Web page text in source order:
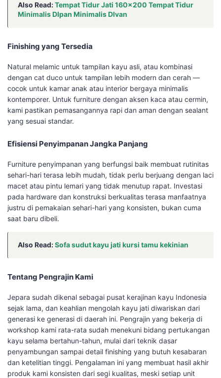
Also Read:Tempat Tidur Jati 160×200 Tempat Tidur
Minimalis DIpan Minimalis DIvan
Finishing yang Tersedia
Natural melamic untuk tampilan kayu asli, atau kombinasi
dengan cat duco untuk tampilan lebih modern dan cerah —
cocok untuk kamar anak atau interior bergaya minimalis
kontemporer. Untuk furniture dengan aksen kaca atau cermin,
kami pastikan pemasangannya rapi dan aman dengan sealant
yang sesuai standar.
Efisiensi Penyimpanan Jangka Panjang
Furniture penyimpanan yang berfungsi baik membuat rutinitas
sehari-hari terasa lebih mudah, tidak perlu berjuang dengan laci
macet atau pintu lemari yang tidak menutup rapat. Investasi
pada hardware dan konstruksi berkualitas terasa manfaatnya
justru di pemakaian sehari-hari yang konsisten, bukan cuma
saat baru dibeli.
Also Read:Sofa sudut kayu jati kursi tamu kekinian
Tentang Pengrajin Kami
Jepara sudah dikenal sebagai pusat kerajinan kayu Indonesia
sejak lama, dan keahlian mengolah kayu jati diwariskan dari
generasi ke generasi di daerah ini. Pengrajin yang bekerja di
workshop kami rata-rata sudah menekuni bidang pertukangan
kayu selama bertahun-tahun, mulai dari teknik dasar
penyambungan sampai detail finishing yang butuh kesabaran
dan ketelitian tinggi. Pengalaman ini yang membuat hasil akhir
produk kami konsisten dari segi kualitas, meski setiap unit